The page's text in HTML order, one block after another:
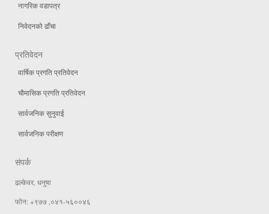
नागरिक वडापत्र
निवेदनको ढाँचा
प्रतिवेदन
वार्षिक प्रगति प्रतिवेदन
चौमासिक प्रगति प्रतिवेदन
सार्वजनिक सुनुवाई
सार्वजनिक परीक्षण
संपर्क
ढल्केवर, धनुषा
फोन: +९७७ ,०४१-५६००४६